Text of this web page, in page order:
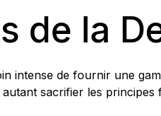
de la
intense de fournir une
sacrifier les